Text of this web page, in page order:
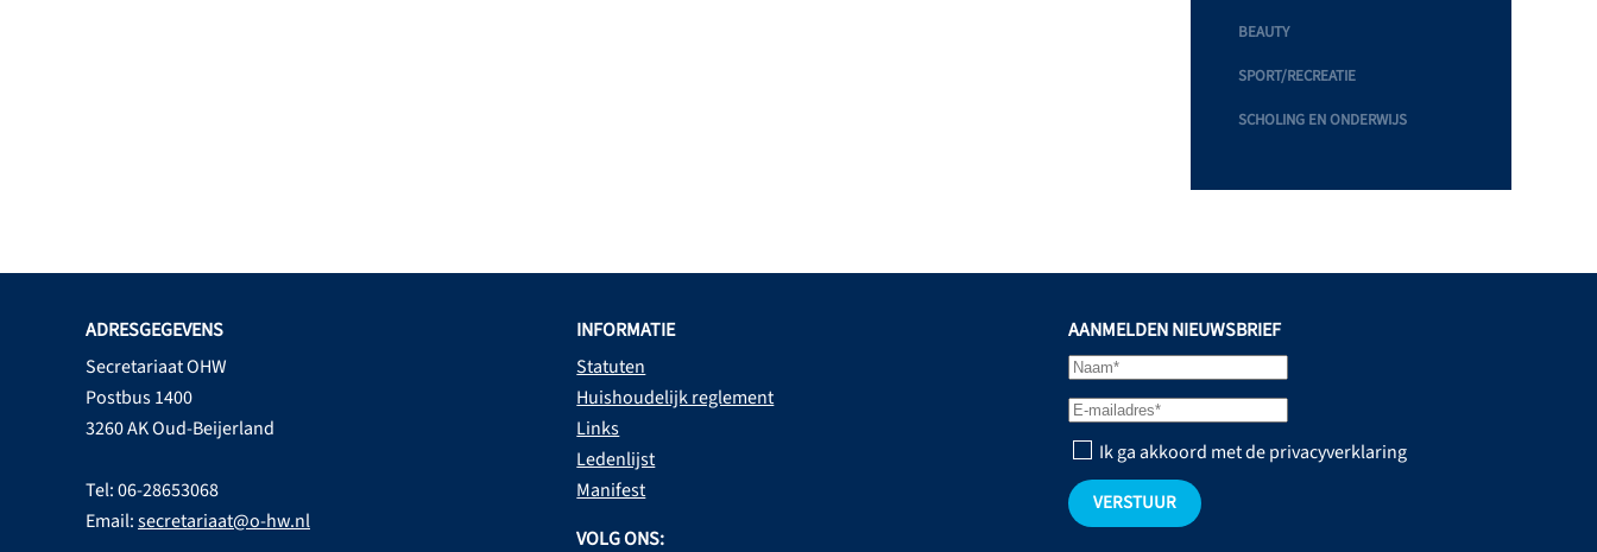
BEAUTY
SPORT/RECREATIE
SCHOLING EN ONDERWIJS
ADRESGEGEVENS
Secretariaat OHW
Postbus 1400
3260 AK Oud-Beijerland
Tel: 06-28653068
Email:secretariaat@o-hw.nl
INFORMATIE
Statuten
Huishoudelijk reglement
Links
Ledenlijst
Manifest
VOLG ONS:
AANMELDEN NIEUWSBRIEF
Ik ga akkoord met de privacyverklaring
VERSTUUR